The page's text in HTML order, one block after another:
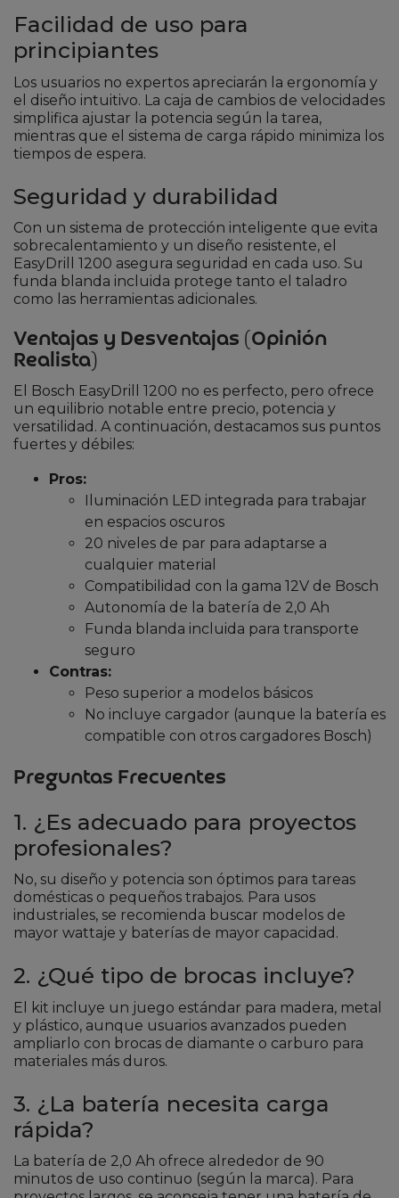
Facilidad de uso para
principiantes
Los usuarios no expertos apreciarán la ergonomía y
el diseño intuitivo. La caja de cambios de velocidades
simplifica ajustar la potencia según la tarea,
mientras que el sistema de carga rápido minimiza los
tiempos de espera.
Seguridad y durabilidad
Con un sistema de protección inteligente que evita
sobrecalentamiento y un diseño resistente, el
EasyDrill 1200 asegura seguridad en cada uso. Su
funda blanda incluida protege tanto el taladro
como las herramientas adicionales.
Ventajas y Desventajas (Opinión
Realista)
El Bosch EasyDrill 1200 no es perfecto, pero ofrece
un equilibrio notable entre precio, potencia y
versatilidad. A continuación, destacamos sus puntos
fuertes y débiles:
Pros:
Iluminación LED integrada para trabajar
en espacios oscuros
20 niveles de par para adaptarse a
cualquier material
Compatibilidad con la gama 12V de Bosch
Autonomía de la batería de 2,0 Ah
Funda blanda incluida para transporte
seguro
Contras:
Peso superior a modelos básicos
No incluye cargador (aunque la batería es
compatible con otros cargadores Bosch)
Preguntas Frecuentes
1. ¿Es adecuado para proyectos
profesionales?
No, su diseño y potencia son óptimos para tareas
domésticas o pequeños trabajos. Para usos
industriales, se recomienda buscar modelos de
mayor wattaje y baterías de mayor capacidad.
2. ¿Qué tipo de brocas incluye?
El kit incluye un juego estándar para madera, metal
y plástico, aunque usuarios avanzados pueden
ampliarlo con brocas de diamante o carburo para
materiales más duros.
3. ¿La batería necesita carga
rápida?
La batería de 2,0 Ah ofrece alrededor de 90
minutos de uso continuo (según la marca). Para